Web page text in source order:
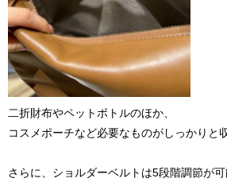
二折財布やペットボトルのほか、
コスメポーチなど必要なものがしっかりと
さらに、ショルダーベルトは5段階調節が可